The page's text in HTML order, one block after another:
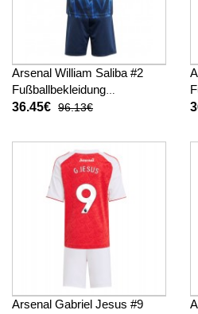
Arsenal William Saliba #2
Fußballbekleidung
Auswärtstrikot Kinder 2025-
36.45€ 96.13€
Arsenal Gabriel Jesus #9